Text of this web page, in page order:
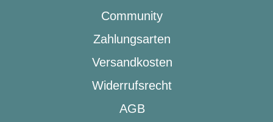
Community
Zahlungsarten
Versandkosten
Widerrufsrecht
AGB